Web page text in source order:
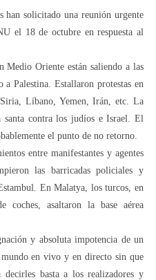
han solicitado una reunión urgente
el 18 de octubre en respuesta al
Medio Oriente están saliendo a las
a Palestina. Estallaron protestas en
Líbano, Yemen, Irán, etc. La
contra los judíos e Israel. El
el punto de no retorno.
entre manifestantes y agentes
las barricadas policiales y
En Malatya, los turcos, en
coches, asaltaron la base aérea
y absoluta impotencia de un
en vivo y en directo sin que
decirles basta a los realizadores y